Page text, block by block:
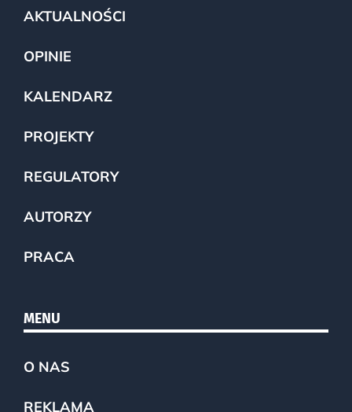
AKTUALNOŚCI
OPINIE
KALENDARZ
PROJEKTY
REGULATORY
AUTORZY
PRACA
MENU
O NAS
REKLAMA